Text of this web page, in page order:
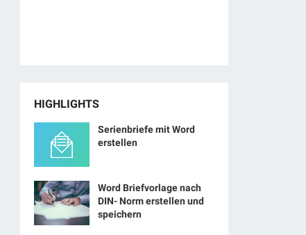
HIGHLIGHTS
Serienbriefe mit Word
erstellen
Word Briefvorlage nach
DIN- Norm erstellen und
speichern